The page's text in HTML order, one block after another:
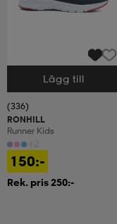
Välj storlek
Lägg till
(336)
RONHILL
Runner Kids
150:-
Rek. pris 250:-